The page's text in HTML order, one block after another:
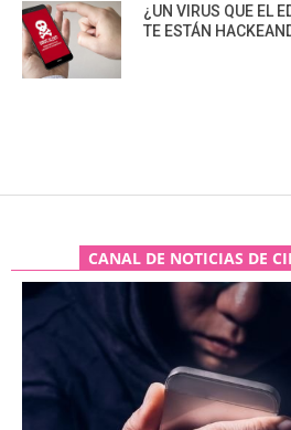
¿UN VIRUS QUE EL
TE ESTÁN
CANAL DE NOTICIAS DE